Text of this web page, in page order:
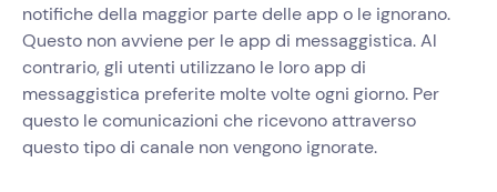
notifiche della maggior parte delle app o le ignorano.
Questo non avviene per le app di messaggistica. Al
contrario, gli utenti utilizzano le loro app di
messaggistica preferite molte volte ogni giorno. Per
questo le comunicazioni che ricevono attraverso
questo tipo di canale non vengono ignorate.